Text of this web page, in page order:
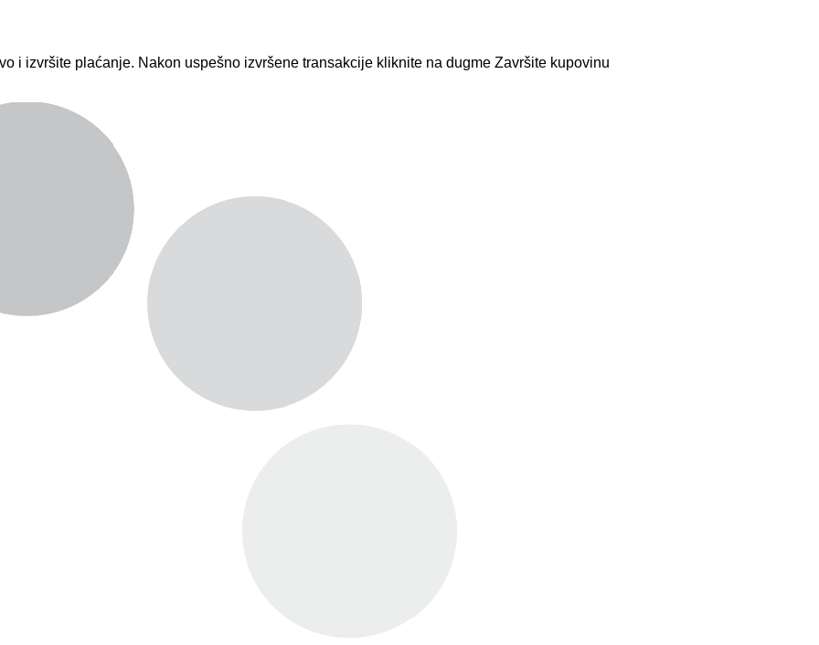
i izvršite plaćanje. Nakon uspešno izvršene transakcije kliknite na dugme Završite kupovinu